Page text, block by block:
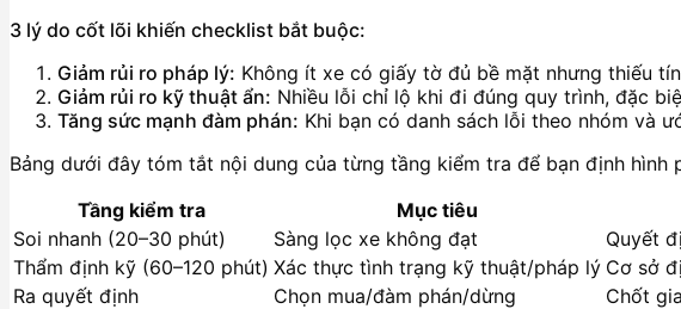
3 lý do cốt lõi khiến checklist bắt buộc:
Giảm rủi ro pháp lý: Không ít xe có giấy tờ đủ bề mặt nhưng thiếu
Giảm rủi ro kỹ thuật ẩn: Nhiều lỗi chỉ lộ khi đi đúng quy trình, đặc
Tăng sức mạnh đàm phán: Khi bạn có danh sách lỗi theo nhóm và
Bảng dưới đây tóm tắt nội dung của từng tầng kiểm tra để bạn định
Tầng kiểm tra
Mục tiêu
Soi nhanh (20–30 phút)
Sàng lọc xe không đạt
Quyết
Thẩm định kỹ (60–120 phút) Xác thực tình trạng kỹ thuật/pháp lý Cơ sở
Ra quyết định
Chọn mua/đàm phán/dừng
Chốt